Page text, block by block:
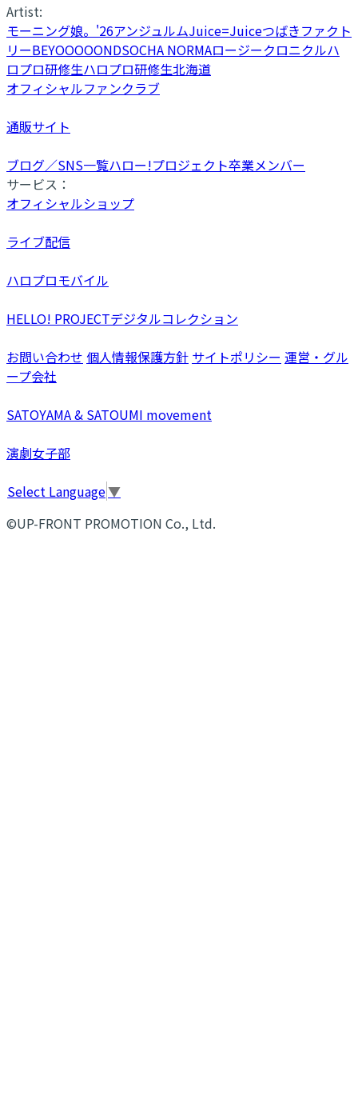
Artist:
モーニング娘。'26アンジュルムJuice=Juiceつばきファクト
リーBEYOOOOONDSOCHA NORMAロージークロニクルハ
ロプロ研修生ハロプロ研修生北海道
オフィシャルファンクラブ
通販サイト
ブログ／SNS一覧ハロー!プロジェクト卒業メンバー
サービス：
オフィシャルショップ
ライブ配信
ハロプロモバイル
HELLO! PROJECTデジタルコレクション
お問い合わせ 個人情報保護方針 サイトポリシー 運営・グル
ープ会社
SATOYAMA & SATOUMI movement
演劇女子部
Select Language▼
©UP-FRONT PROMOTION Co., Ltd.